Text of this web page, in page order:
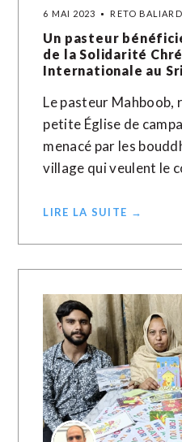
6 MAI 2023 RETO
Un pasteur
de la Solidarité
Internationale au
Le pasteur Mahboob,
petite Église de
menacé par les
village qui veulent le
LIRE LA SUITE →